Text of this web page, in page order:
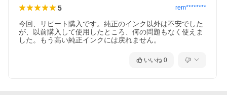
5 rem********
今回、リピート購入です。純正のインク以外は不安でした
が、以前購入して使用したところ、何の問題もなく使えま
いいね 0